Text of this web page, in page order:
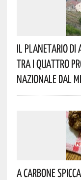
Il Planetario Di
Tra I Quattro
Nazionale Dal
A Carbone